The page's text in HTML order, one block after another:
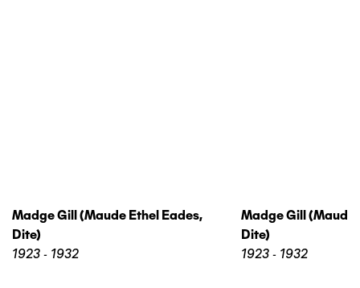
Madge Gill (maude Ethel Eades,
Dite)
1923 - 1932
Madge Gill (maude
Dite)
1923 - 1932